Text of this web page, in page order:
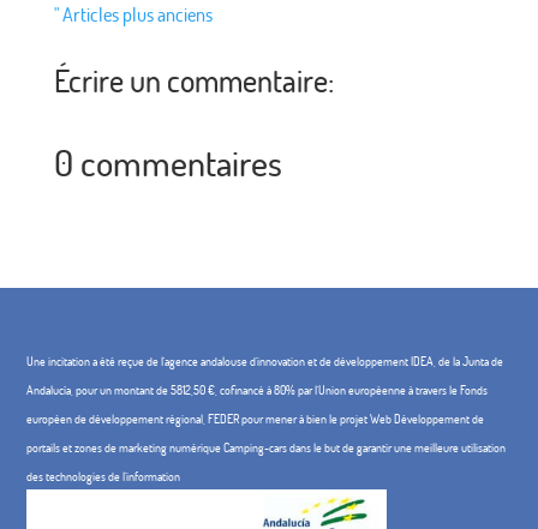
" Articles plus anciens
Écrire un commentaire:
0 commentaires
Une incitation a été reçue de l'agence andalouse d'innovation et de développement IDEA, de la Junta de
Andalucía, pour un montant de 5812,50 €, cofinancé à 80% par l'Union européenne à travers le Fonds
européen de développement régional, FEDER pour mener à bien le projet Web Développement de
portails et zones de marketing numérique Camping-cars dans le but de garantir une meilleure utilisation
des technologies de l'information